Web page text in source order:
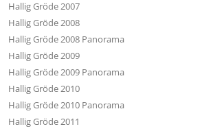
Hallig Gröde 2007
Hallig Gröde 2008
Hallig Gröde 2008 Panorama
Hallig Gröde 2009
Hallig Gröde 2009 Panorama
Hallig Gröde 2010
Hallig Gröde 2010 Panorama
Hallig Gröde 2011